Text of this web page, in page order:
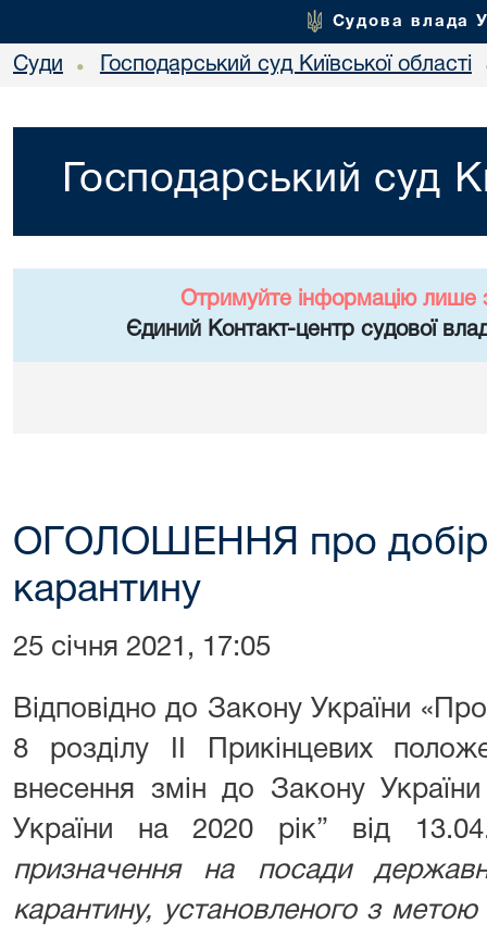
Судова влада
Суди • Господарський суд Київської області
Господарський суд
Отримуйте інформацію лише
Єдиний Контакт-центр судової
ОГОЛОШЕННЯ про добір
карантину
25 січня 2021, 17:05
Відповідно до Закону України
8 розділу ІІ Прикінцевих
внесення змін до Закону
України на 2020 рік” від
призначення на посади
карантину, установленого з